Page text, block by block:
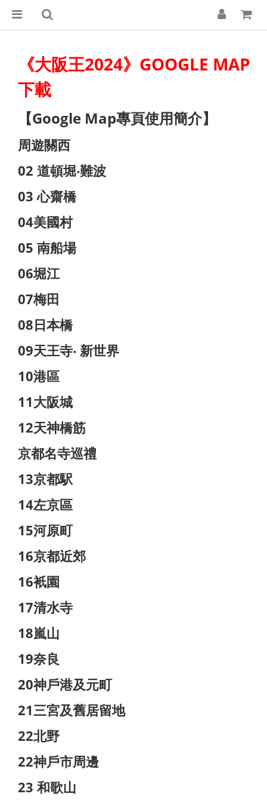
《大阪王2024》GOOGLE MAP
下載
【Google Map專頁使用簡介】
周遊關西
02 道頓堀‧難波
03 心齋橋
04美國村
05 南船場
06堀江
07梅田
08日本橋
09天王寺‧ 新世界
10港區
11大阪城
12天神橋筋
京都名寺巡禮
13京都駅
14左京區
15河原町
16京都近郊
16衹園
17清水寺
18嵐山
19奈良
20神戶港及元町
21三宮及舊居留地
22北野
22神戶市周邊
23 和歌山